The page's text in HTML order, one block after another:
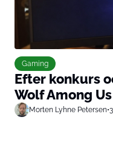
Gaming
Efter konkurs
Wolf Among
Morten Lyhne Petersen•